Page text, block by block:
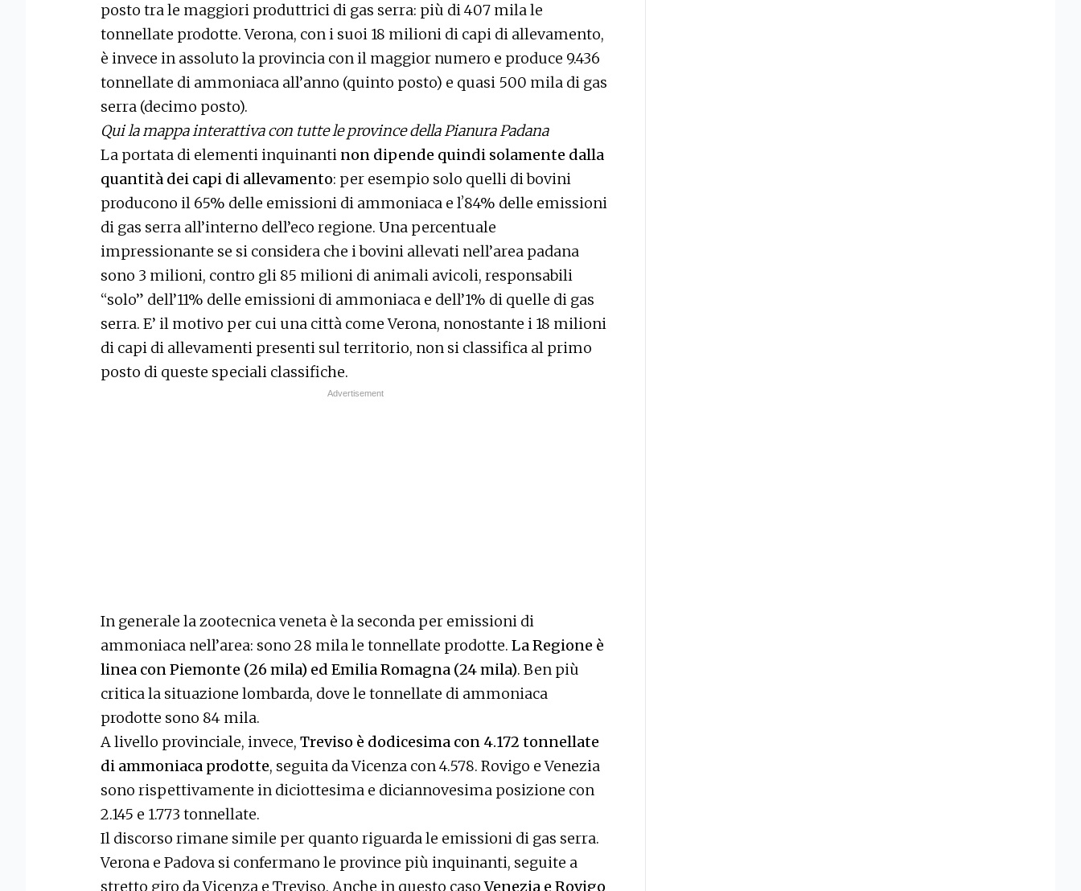
posto tra le maggiori produttrici di gas serra: più di 407 mila le
tonnellate prodotte. Verona, con i suoi 18 milioni di capi di allevamento,
è invece in assoluto la provincia con il maggior numero e produce 9.436
tonnellate di ammoniaca all’anno (quinto posto) e quasi 500 mila di gas
serra (decimo posto).
Quila mappa interattiva con tutte le province della Pianura Padana
La portata di elementi inquinanti non dipende quindi solamente dalla
quantità dei capi di allevamento: per esempio solo quelli di bovini
producono il 65% delle emissioni di ammoniaca e lʼ84% delle emissioni
di gas serra all’interno dell’eco regione. Una percentuale
impressionante se si considera che i bovini allevati nell’area padana
sono 3 milioni, contro gli 85 milioni di animali avicoli, responsabili
“solo” dell’11% delle emissioni di ammoniaca e dell’1% di quelle di gas
serra. E’ il motivo per cui una città come Verona, nonostante i 18 milioni
di capi di allevamenti presenti sul territorio, non si classifica al primo
posto di queste speciali classifiche.
In generale la zootecnica veneta è la seconda per emissioni di
ammoniaca nell’area: sono 28 mila le tonnellate prodotte. La Regione è
linea con Piemonte (26 mila) ed Emilia Romagna (24 mila). Ben più
critica la situazione lombarda, dove le tonnellate di ammoniaca
prodotte sono 84 mila.
A livello provinciale, invece, Treviso è dodicesima con 4.172 tonnellate
di ammoniaca prodotte, seguita da Vicenza con 4.578. Rovigo e Venezia
sono rispettivamente in diciottesima e diciannovesima posizione con
2.145 e 1.773 tonnellate.
Il discorso rimane simile per quanto riguarda le emissioni di gas serra.
Verona e Padova si confermano le province più inquinanti, seguite a
stretto giro da Vicenza e Treviso. Anche in questo casoVenezia e Rovigo